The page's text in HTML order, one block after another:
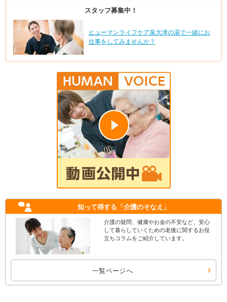
スタッフ募集中！
ヒューマンライフケア泉大津の湯で一緒にお
仕事をしてみませんか？
知って得する 「介護のそなえ」
介護の疑問、健康やお金の不安など、安心
して暮らしていくための老後に関するお役
立ちコラムをご紹介しています。
一覧ページへ